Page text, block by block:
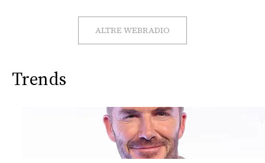
ALTRE WEBRADIO
Trends